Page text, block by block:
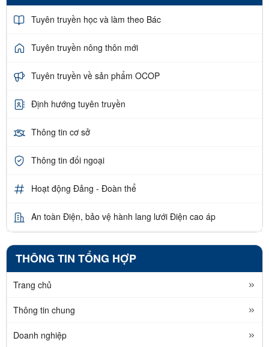
Tuyên truyền học và làm theo Bác
Tuyên truyền nông thôn mới
Tuyên truyền về sản phẩm OCOP
Định hướng tuyên truyền
Thông tin cơ sở
Thông tin đối ngoại
Hoạt động Đảng - Đoàn thể
An toàn Điện, bảo vệ hành lang lưới Điện cao áp
THÔNG TIN TỔNG HỢP
Trang chủ
Thông tin chung
Doanh nghiệp